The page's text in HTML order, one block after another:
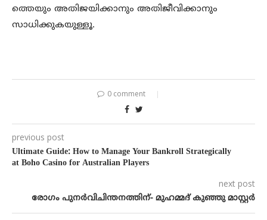
ത്തെയും അതിജയിക്കാനും അതിജീവിക്കാനും
സാധിക്കുകയുള്ളൂ.
0 comment
previous post
Ultimate Guide: How to Manage Your Bankroll Strategically
at Boho Casino for Australian Players
next post
രോഗം പുനർവിചിന്തനത്തിന്- മുഹമ്മദ് കുഞ്ഞു മാസ്റ്റർ